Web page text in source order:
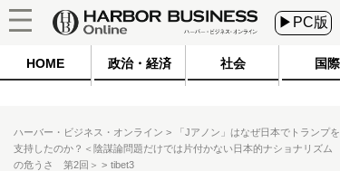
▶PC版
HOME 政治・経済 社会 国際
ハーバー・ビジネス・オンライン
「Jアノン」はなぜ日本でトランプを
支持したのか？＜陰謀論問題だけでは片付かない日本的ナショナリズム
の危うさ 第2回＞
tibet3